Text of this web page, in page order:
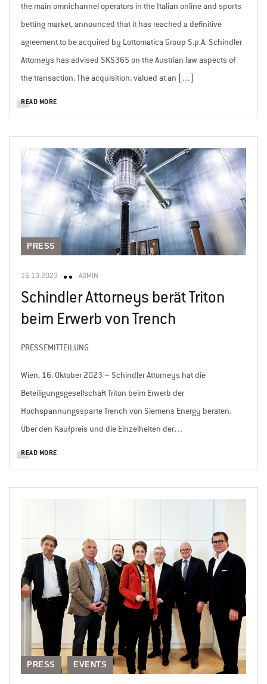
the main omnichannel operators in the Italian online and sports
betting market, announced that it has reached a definitive
agreement to be acquired by Lottomatica Group S.p.A. Schindler
Attorneys has advised SKS365 on the Austrian law aspects of
the transaction. The acquisition, valued at an […]
READ MORE
PRESS
16.10.2023 ADMIN
Schindler Attorneys berät Triton
beim Erwerb von Trench
PRESSEMITTEILUNG
Wien, 16. Oktober 2023 – Schindler Attorneys hat die
Beteiligungsgesellschaft Triton beim Erwerb der
Hochspannungssparte Trench von Siemens Energy beraten.
Über den Kaufpreis und die Einzelheiten der…
READ MORE
PRESS EVENTS